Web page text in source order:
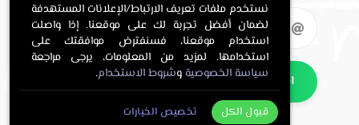
اشترك
نستخدم ملفات تعريف الارتباط/الإعلانات المستهدفة
لضمان أفضل تجربة لك على موقعنا. إذا واصلت
استخدام موقعنا، فسنفترض موافقتك على
استخدامها. لمزيد من المعلومات، يرجى مراجعة
سياسة الخصوصية وشروط الاستخدام.
قبول الكل تخصيص الخيارات